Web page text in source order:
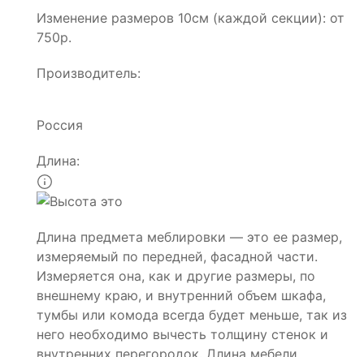
Изменение размеров 10см (каждой секции): от
750р.
Производитель:
Россия
Длина:
Длина предмета меблировки — это ее размер,
измеряемый по передней, фасадной части.
Измеряется она, как и другие размеры, по
внешнему краю, и внутренний объем шкафа,
тумбы или комода всегда будет меньше, так из
него необходимо вычесть толщину стенок и
внутренних перегородок. Длина мебели